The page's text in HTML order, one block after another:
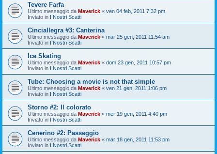
Tevere Farfa
Ultimo messaggio da Maverick « ven 04 feb, 2011 7:32 pm
Inviato in I Nostri Scatti
Cinciallegra #3: Canterina
Ultimo messaggio da Maverick « mar 25 gen, 2011 11:54 am
Inviato in I Nostri Scatti
Ice Skating
Ultimo messaggio da Maverick « dom 23 gen, 2011 10:57 pm
Inviato in I Nostri Scatti
Tube: Choosing a movie is not that simple
Ultimo messaggio da Maverick « ven 21 gen, 2011 1:06 pm
Inviato in I Nostri Scatti
Storno #2: Il colorato
Ultimo messaggio da Maverick « mer 19 gen, 2011 4:40 pm
Inviato in I Nostri Scatti
Cenerino #2: Passeggio
Ultimo messaggio da Maverick « mar 18 gen, 2011 11:53 pm
Inviato in I Nostri Scatti